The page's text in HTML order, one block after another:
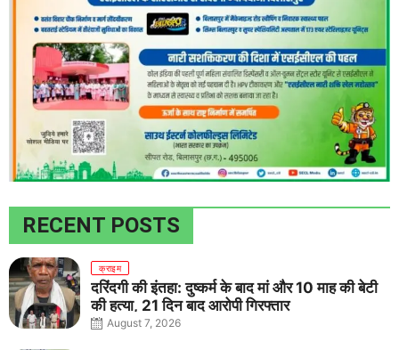
RECENT POSTS
क्राइम
दरिंदगी की इंतहा: दुष्कर्म के बाद मां और 10 माह की बेटी
की हत्या, 21 दिन बाद आरोपी गिरफ्तार
August 7, 2026